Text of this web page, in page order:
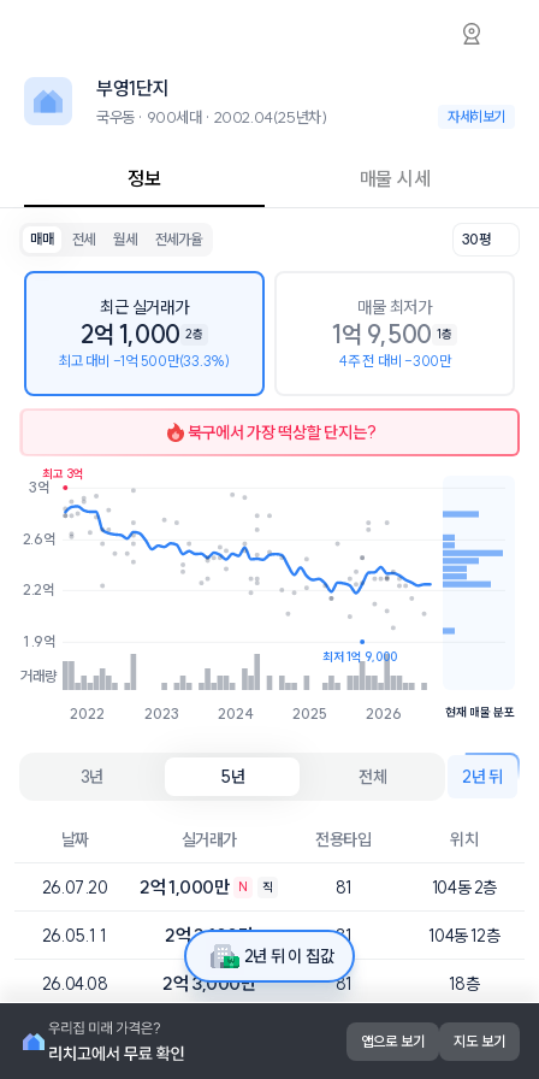
국우동 부영1단지 아파트 시세·실거래가·2년
부영1단지는 국우동에 위치한 900세대 대단지 아파트로, 2002.04 입
2026년 8월 9일 기준 23평형의 매매 시세는 1.7억, 전세는 1.5억입니
인근 학군으로는 대구학남초등학교, 동평중학교, 운암고등학교가 있습
최고 19층, 용적률 219%, 건폐율 15%의 단지입니다.
부영1단지
국우동 · 900세대 · 2002.04(25년차) 국우동 · 900
자세히보기
정보 매물 시세
매매 전세 월세 전세가율 30평
최근 실거래가
2억 1,000 2층
최고 대비 -1억 500만(33.3%)
매물 최저가
1억 9,500 1층
4주 전 대비 -300만
북구에서 가장 떡상할 단지는?
2022 2023 2024 2025 2026
거래량
1.9억
2.2억
2.6억
3억
최고 3억
최저 1억 9,000
2.3억
6개
1개
현재 매물 분포
3년 5년 전체 2년 뒤
날짜 실거래가 전용타입 위치
26.07.20 2억 1,000만 N 직 81 104동 2층
26.05.11 2억 2,100만 81 104동 12층
26.04.08 2억 3,000만 81 18층
26.03.28 81 101동 14층
2년 뒤 이 집값
앱으로 보기 지도 보기